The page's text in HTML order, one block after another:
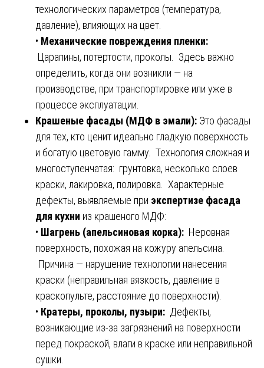
технологических параметров (температура,
давление), влияющих на цвет.
• Механические повреждения пленки:
Царапины, потертости, проколы. Здесь важно
определить, когда они возникли — на
производстве, при транспортировке или уже в
процессе эксплуатации.
Крашеные фасады (МДФ в эмали): Это фасады
для тех, кто ценит идеально гладкую поверхность
и богатую цветовую гамму. Технология сложная и
многоступенчатая: грунтовка, несколько слоев
краски, лакировка, полировка. Характерные
дефекты, выявляемые при экспертизе фасада
для кухни из крашеного МДФ:
• Шагрень (апельсиновая корка): Неровная
поверхность, похожая на кожуру апельсина.
Причина — нарушение технологии нанесения
краски (неправильная вязкость, давление в
краскопульте, расстояние до поверхности).
• Кратеры, проколы, пузыри: Дефекты,
возникающие из-за загрязнений на поверхности
перед покраской, влаги в краске или неправильной
сушки.